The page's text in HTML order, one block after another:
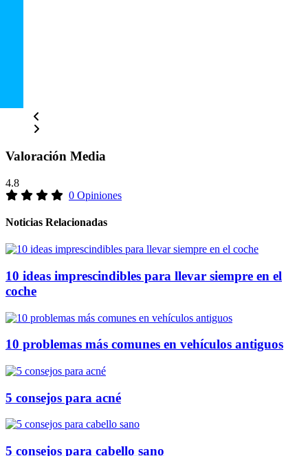
Valoración Media
4.8
0 Opiniones
Noticias Relacionadas
10 ideas imprescindibles para llevar siempre en el
coche
10 problemas más comunes en vehículos antiguos
5 consejos para acné
5 consejos para cabello sano